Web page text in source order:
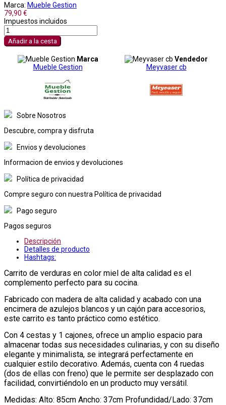
Marca: Mueble Gestion
79,90 €
Impuestos incluidos
Añadir a la cesta
Marca
Mueble Gestion
Vendedor
Meyvaser cb
Sobre Nosotros
Descubre, compra y disfruta
Envios y devoluciones
Informacion de envios y devoluciones
Política de privacidad
Compre seguro con nuestra Política de privacidad
Pago seguro
Pagos seguros
Descripción
Detalles de producto
Hashtags:
Carrito de verduras en color miel de alta calidad es el
complemento perfecto para su cocina.
Fabricado con madera de alta calidad y acabado con una
encimera de azulejos blancos y un cajón para accesorios,
este carrito es tanto práctico como estético.
Con 4 cestas y 1 cajones, ofrece un amplio espacio para
almacenar todas sus necesidades culinarias, y con su diseño
elegante y minimalista, se integrará perfectamente en
cualquier estilo decorativo. Además, cuenta con 4 ruedas
(dos de ellas con freno) que le permite ser desplazado con
facilidad, convirtiéndolo en un producto muy versátil.
Medidas: Alto: 85cm Ancho: 37cm Profundidad/Lado: 37cm